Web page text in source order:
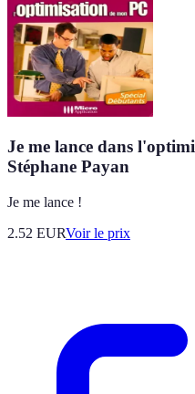
Je me lance dans
Stéphane Payan
Je me lance !
2.52 EURVoir le prix